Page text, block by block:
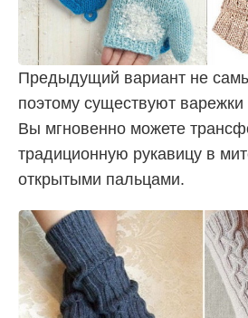
Предыдущий вариант не
поэтому существуют
Вы мгновенно можете
традиционную рукавицу в
открытыми пальцами.